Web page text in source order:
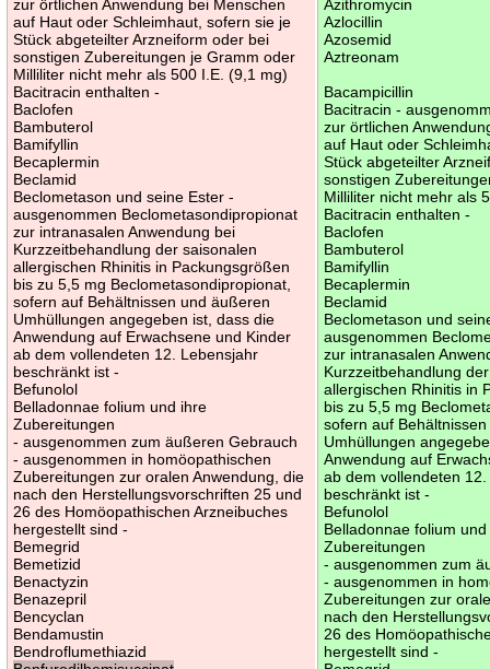
zur örtlichen Anwendung bei Menschen
auf Haut oder Schleimhaut, sofern sie je
Stück abgeteilter Arzneiform oder bei
sonstigen Zubereitungen je Gramm oder
Milliliter nicht mehr als 500 I.E. (9,1 mg)
Bacitracin enthalten -
Baclofen
Bambuterol
Bamifyllin
Becaplermin
Beclamid
Beclometason und seine Ester -
ausgenommen Beclometasondipropionat
zur intranasalen Anwendung bei
Kurzzeitbehandlung der saisonalen
allergischen Rhinitis in Packungsgrößen
bis zu 5,5 mg Beclometasondipropionat,
sofern auf Behältnissen und äußeren
Umhüllungen angegeben ist, dass die
Anwendung auf Erwachsene und Kinder
ab dem vollendeten 12. Lebensjahr
beschränkt ist -
Befunolol
Belladonnae folium und ihre
Zubereitungen
- ausgenommen zum äußeren Gebrauch
- ausgenommen in homöopathischen
Zubereitungen zur oralen Anwendung, die
nach den Herstellungsvorschriften 25 und
26 des Homöopathischen Arzneibuches
hergestellt sind -
Bemegrid
Bemetizid
Benactyzin
Benazepril
Bencyclan
Bendamustin
Bendroflumethiazid
Azithromycin
Azlocillin
Azosemid
Aztreonam
Bacampicillin
Bacitracin -
zur örtlichen
auf Haut oder
Stück abgeteilter
sonstigen
Milliliter nicht mehr als
Bacitracin enthalten -
Baclofen
Bambuterol
Bamifyllin
Becaplermin
Beclamid
Beclometason und
ausgenommen
zur intranasalen
Kurzzeitbehandlung
allergischen Rhinitis in
bis zu 5,5 mg
sofern auf
Umhüllungen
Anwendung auf
ab dem vollendeten
beschränkt ist -
Befunolol
Belladonnae folium
Zubereitungen
- ausgenommen zum
- ausgenommen in
Zubereitungen zur
nach den
26 des
hergestellt sind -